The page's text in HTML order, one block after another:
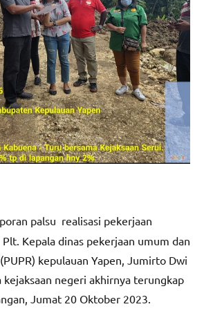
palsu realisasi pekerjaan
Kepala dinas pekerjaan umum dan
kepulauan Yapen, Jumirto Dwi
kejaksaan negeri akhirnya terungkap
Jumat 20 Oktober 2023.